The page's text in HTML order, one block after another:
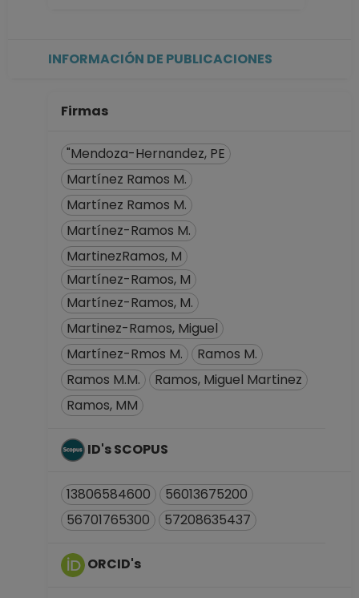
INFORMACIÓN DE PUBLICACIONES
Firmas
"Mendoza-Hernandez, PE
Martínez Ramos M.
Martínez Ramos M.
Martínez-Ramos M.
MartinezRamos, M
Martínez-Ramos, M
Martínez-Ramos, M.
Martinez-Ramos, Miguel
Martínez-Rmos M.
Ramos M.
Ramos M.M.
Ramos, Miguel Martinez
Ramos, MM
ID's SCOPUS
13806584600
56013675200
56701765300
57208635437
ORCID's